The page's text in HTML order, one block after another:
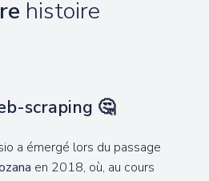
histoire
scraping 🤔
a émergé lors du passage
en 2018, où, au cours